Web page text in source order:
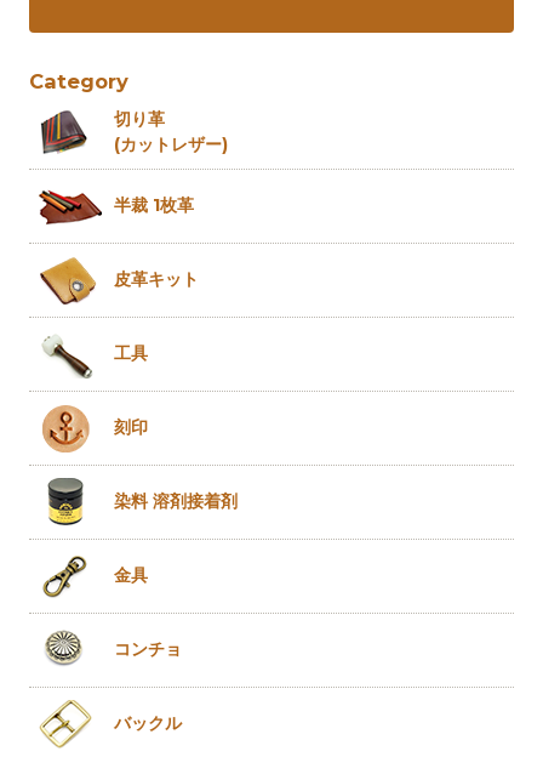
Category
切り革
(カットレザー)
半裁 1枚革
皮革キット
工具
刻印
染料 溶剤接着剤
金具
コンチョ
バックル